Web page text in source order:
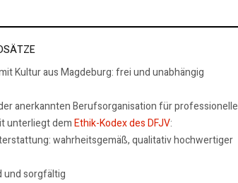
Kultur aus Magdeburg: frei und unabhängig
anerkannten Berufsorganisation für professionelle
unterliegt demEthik-Kodex des DFJV:
wahrheitsgemäß, qualitativ hochwertiger
und sorgfältig